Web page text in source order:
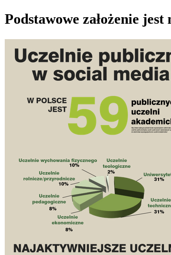
Pod­sta­wowe zało­że­nie jest